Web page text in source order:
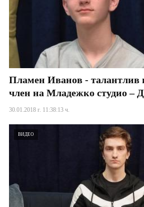
Пламен Иванов - талантлив
член на Младежко студио –
30.01.2018 г. 11:38:13 ч.
ВИДЕО